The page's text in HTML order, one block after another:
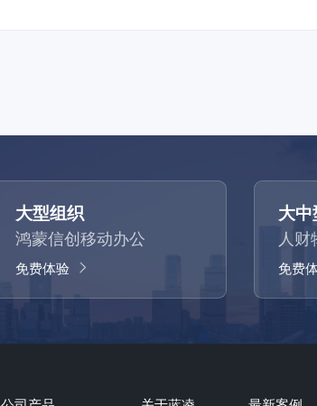
大型组织
鸿蒙信创移动办公
免费体验
大
人财
免费